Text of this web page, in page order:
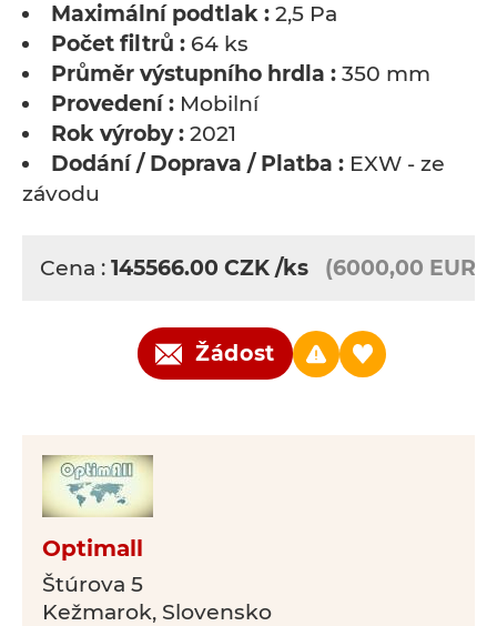
Maximální podtlak : 2,5 Pa
Počet filtrů : 64 ks
Průměr výstupního hrdla : 350 mm
Provedení : Mobilní
Rok výroby : 2021
Dodání / Doprava / Platba : EXW - ze
závodu
Cena : 145566.00 CZK /ks (6000,00 EUR)
Žádost
Optimall
Štúrova 5
Kežmarok, Slovensko